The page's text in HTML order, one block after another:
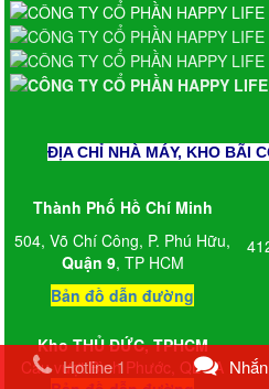
ĐỊA CHỈ NHÀ MÁY, KHO BÃI
Thành Phố Hồ Chí Minh
504, Võ Chí Công, P. Phú Hữu,
Quận 9, TP HCM
Bản đồ dẫn đường
Kho THỦ ĐỨC, TPHCM
Cầu vượt Bình Phước, QL 1A
Hotline 1